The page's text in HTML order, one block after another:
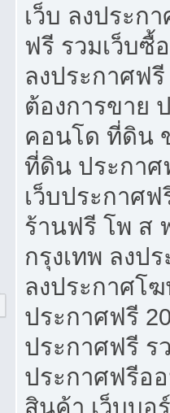
เว็บ ลงประก
ฟรี รวมเว็บซื้
ลงประกาศฟ
ต้องการขาย
คอนโด ที่ดิน
ที่ดิน ประกา
เว็บประกาศ
ร้านฟรี โพ ส
กรุงเทพ ลงป
ลงประกาศโ
ประกาศฟรี
ประกาศฟรี ร
ประกาศฟรีอ
สินค้า เว็บบอ